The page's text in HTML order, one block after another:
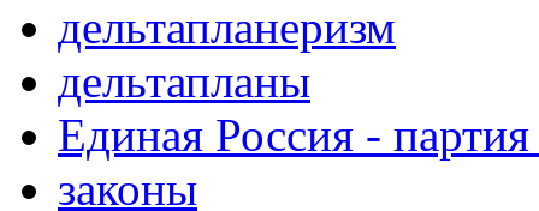
дельтапланеризм
дельтапланы
Единая Россия -
законы